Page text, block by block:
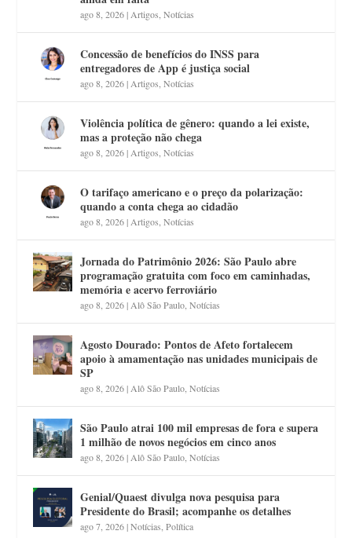
ago 8, 2026| Artigos ,Notícias
Concessão de benefícios do INSS para
entregadores de App é justiça social
ago 8, 2026| Artigos ,Notícias
Violência política de gênero: quando a lei existe,
mas a proteção não chega
ago 8, 2026| Artigos ,Notícias
O tarifaço americano e o preço da polarização:
quando a conta chega ao cidadão
ago 8, 2026| Artigos ,Notícias
Jornada do Patrimônio 2026: São Paulo abre
programação gratuita com foco em caminhadas,
memória e acervo ferroviário
ago 8, 2026| Alô São Paulo ,Notícias
Agosto Dourado: Pontos de Afeto fortalecem
apoio à amamentação nas unidades municipais de
SP
ago 8, 2026| Alô São Paulo ,Notícias
São Paulo atrai 100 mil empresas de fora e supera
1 milhão de novos negócios em cinco anos
ago 8, 2026| Alô São Paulo ,Notícias
Genial/Quaest divulga nova pesquisa para
Presidente do Brasil; acompanhe os detalhes
ago 7, 2026|Notícias ,Política